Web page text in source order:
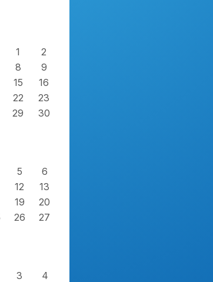
1
2
8
9
15
16
22
23
29
30
5
6
12
13
19
20
26
27
3
4